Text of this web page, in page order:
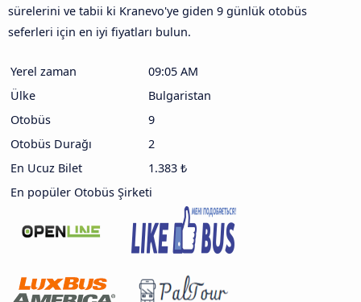
sürelerini ve tabii ki Kranevo'ye giden 9 günlük otobüs
seferleri için en iyi fiyatları bulun.
Yerel zaman
09:05 AM
Ülke
Bulgaristan
Otobüs
9
Otobüs Durağı
2
En Ucuz Bilet
1.383 ₺
En popüler Otobüs Şirketi